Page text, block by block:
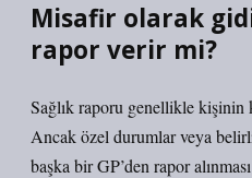
Misafir olarak
rapor verir mi?
Sağlık raporu genellikle kişinin
Ancak özel durumlar veya
başka bir GP’den rapor